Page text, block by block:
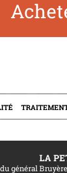
LA
général